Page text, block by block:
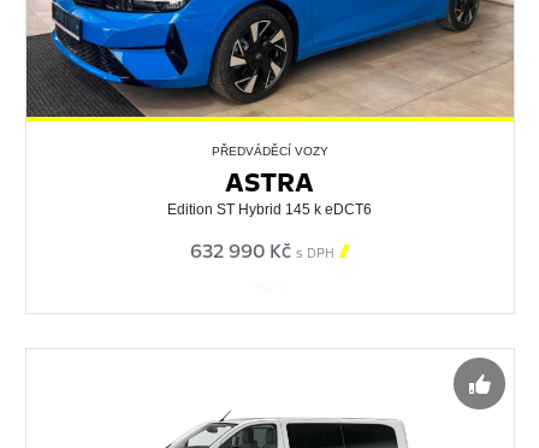
PŘEDVÁDĚCÍ VOZY
ASTRA
Edition ST Hybrid 145 k eDCT6
632 990 Kč s DPH 